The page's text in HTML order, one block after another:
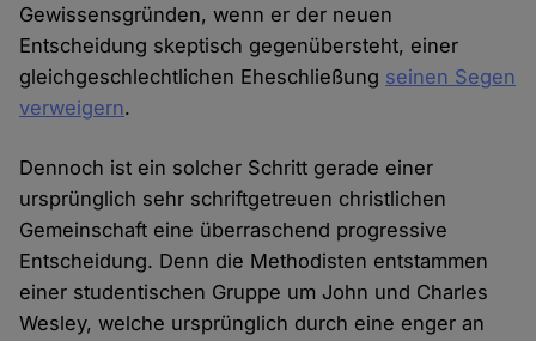
Gewissensgründen, wenn er der neuen
Entscheidung skeptisch gegenübersteht, einer
gleichgeschlechtlichen Eheschließung seinen Segen
verweigern.
Dennoch ist ein solcher Schritt gerade einer
ursprünglich sehr schriftgetreuen christlichen
Gemeinschaft eine überraschend progressive
Entscheidung. Denn die Methodisten entstammen
einer studentischen Gruppe um John und Charles
Wesley, welche ursprünglich durch eine enger an